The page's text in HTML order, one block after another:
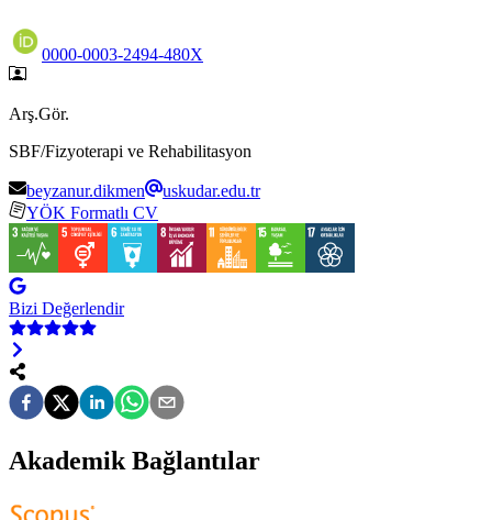
0000-0003-2494-480X
Arş.Gör.
SBF/Fizyoterapi ve Rehabilitasyon
beyzanur.dikmen
uskudar.edu.tr
YÖK Formatlı CV
Bizi Değerlendir
Akademik Bağlantılar